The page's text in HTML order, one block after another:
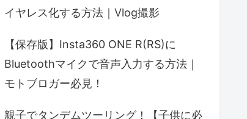
イヤレス化する方法｜Vlog撮影
【保存版】Insta360 ONE R(RS)に
Bluetoothマイクで音声入力する方法｜
モトブロガー必見！
親子でタンデムツーリング！【子供に必